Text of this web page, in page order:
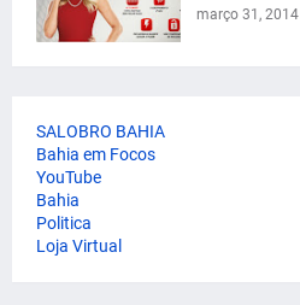
março 31, 2014
SALOBRO BAHIA
Bahia em Focos
YouTube
Bahia
Politica
Loja Virtual